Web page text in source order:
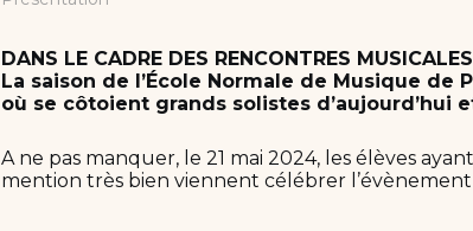
DANS LE CADRE DES RENCONTRES
La saison de l’École Normale de Musique de
où se côtoient grands solistes d’aujourd’hui
A ne pas manquer, le 21 mai 2024, les élèves
mention très bien viennent célébrer